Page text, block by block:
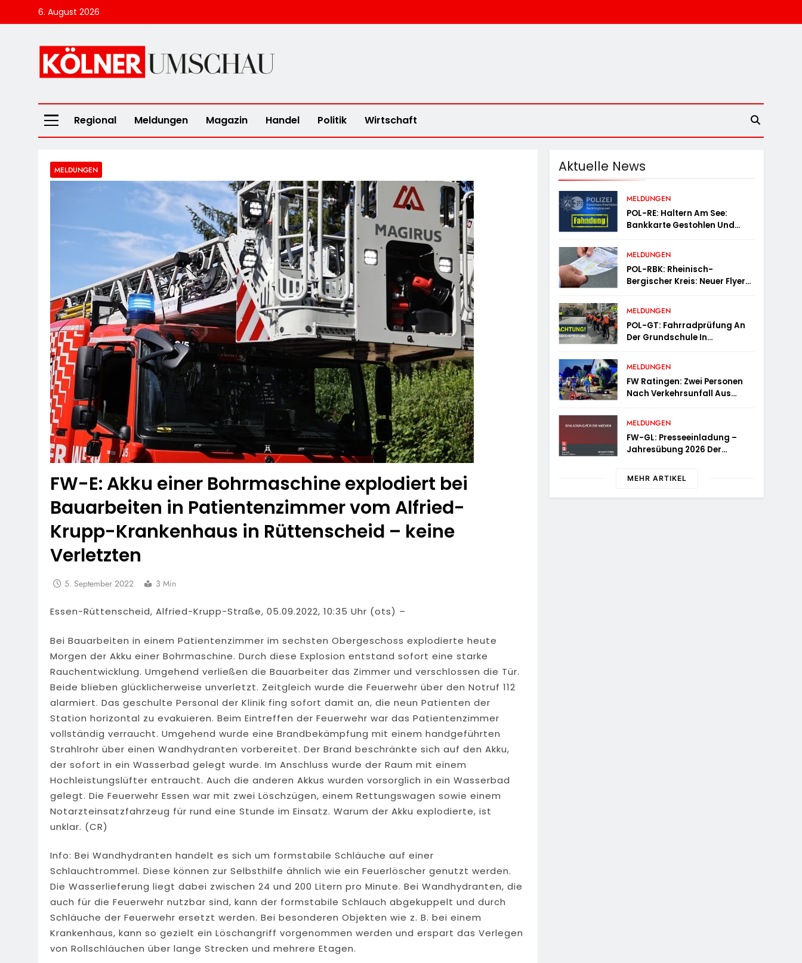
to
6. August 2026
Kölner Umschau
Regional Meldungen Magazin Handel Politik Wirtschaft
MELDUNGEN
FW-E: Akku einer Bohrmaschine explodiert bei
Bauarbeiten in Patientenzimmer vom Alfried-
Krupp-Krankenhaus in Rüttenscheid – keine
Verletzten
5. September 2022 3 Min
Essen-Rüttenscheid, Alfried-Krupp-Straße, 05.09.2022, 10:35 Uhr (ots) –
Bei Bauarbeiten in einem Patientenzimmer im sechsten Obergeschoss explodierte heute
Morgen der Akku einer Bohrmaschine. Durch diese Explosion entstand sofort eine starke
Rauchentwicklung. Umgehend verließen die Bauarbeiter das Zimmer und verschlossen die Tür.
Beide blieben glücklicherweise unverletzt. Zeitgleich wurde die Feuerwehr über den Notruf 112
alarmiert. Das geschulte Personal der Klinik fing sofort damit an, die neun Patienten der
Station horizontal zu evakuieren. Beim Eintreffen der Feuerwehr war das Patientenzimmer
vollständig verraucht. Umgehend wurde eine Brandbekämpfung mit einem handgeführten
Strahlrohr über einen Wandhydranten vorbereitet. Der Brand beschränkte sich auf den Akku,
der sofort in ein Wasserbad gelegt wurde. Im Anschluss wurde der Raum mit einem
Hochleistungslüfter entraucht. Auch die anderen Akkus wurden vorsorglich in ein Wasserbad
gelegt. Die Feuerwehr Essen war mit zwei Löschzügen, einem Rettungswagen sowie einem
Notarzteinsatzfahrzeug für rund eine Stunde im Einsatz. Warum der Akku explodierte, ist
unklar. (CR)
Info: Bei Wandhydranten handelt es sich um formstabile Schläuche auf einer
Schlauchtrommel. Diese können zur Selbsthilfe ähnlich wie ein Feuerlöscher genutzt werden.
Die Wasserlieferung liegt dabei zwischen 24 und 200 Litern pro Minute. Bei Wandhydranten, die
auch für die Feuerwehr nutzbar sind, kann der formstabile Schlauch abgekuppelt und durch
Schläuche der Feuerwehr ersetzt werden. Bei besonderen Objekten wie z. B. bei einem
Krankenhaus, kann so gezielt ein Löschangriff vorgenommen werden und erspart das Verlegen
von Rollschläuchen über lange Strecken und mehrere Etagen.
Aktuelle News
MELDUNGEN
POL-RE: Haltern Am See:
Bankkarte Gestohlen Und
MELDUNGEN
POL-RBK: Rheinisch-
Bergischer Kreis: Neuer Flyer
Angehörigen
MELDUNGEN
POL-GT: Fahrradprüfung An
Der Grundschule In
MELDUNGEN
FW Ratingen: Zwei Personen
Nach Verkehrsunfall Aus
MELDUNGEN
FW-GL: Presseeinladung –
Jahresübung 2026 Der
Am 20.06.2026
MEHR ARTIKEL